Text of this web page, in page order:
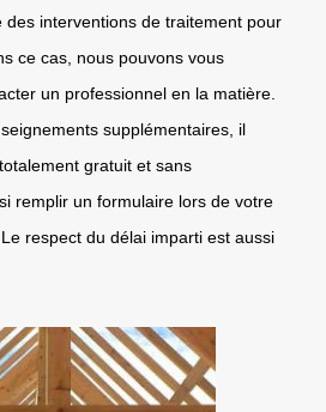
des interventions de traitement pour
ce cas, nous pouvons vous
un professionnel en la matière.
supplémentaires, il
gratuit et sans
remplir un formulaire lors de votre
respect du délai imparti est aussi